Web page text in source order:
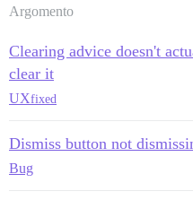
Argomento
Clearing advice doesn't
clear it
UXfixed
Dismiss button not
Bug